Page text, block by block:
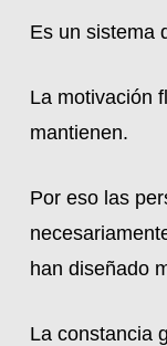
Es un sistema
La motivación
mantienen.
Por eso las
han diseñado
La constancia